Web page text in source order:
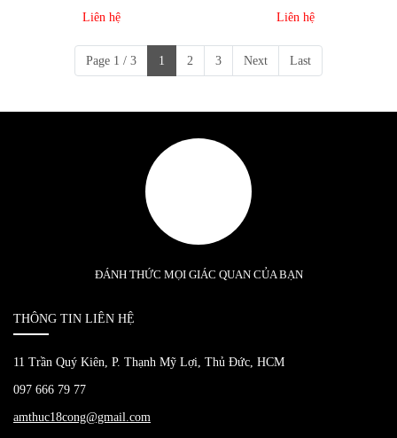
Liên hệ
Liên hệ
Page 1 / 3 1 2 3 Next Last
ĐÁNH THỨC MỌI GIÁC QUAN CỦA BẠN
THÔNG TIN LIÊN HỆ
11 Trần Quý Kiên, P. Thạnh Mỹ Lợi, Thủ Đức, HCM
097 666 79 77
amthuc18cong@gmail.com